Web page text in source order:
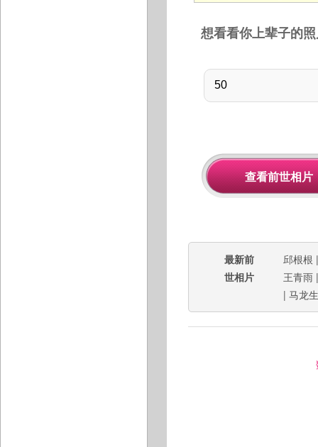
想看看你上辈子的
最新前
世相片
邱根根
王青雨
| 马龙生